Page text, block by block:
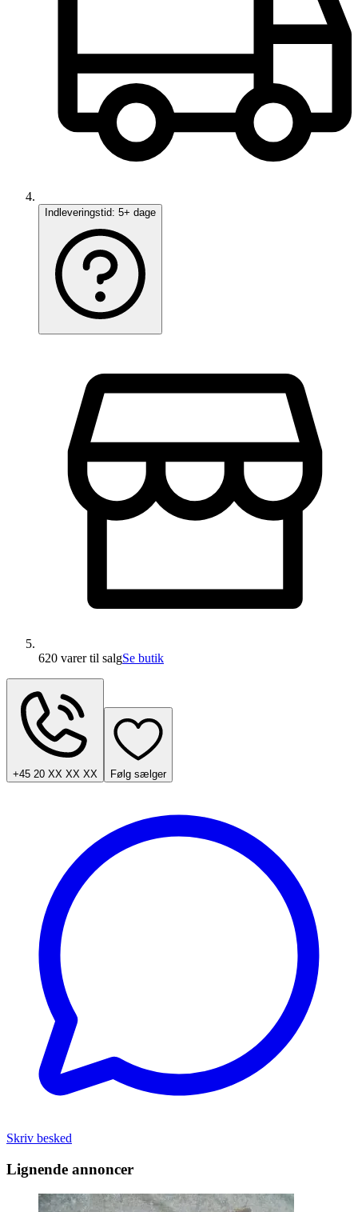
Indleveringstid: 5+ dage
620 varertil salgSe butik
+45 20 XX XX XX Følg sælger
Skriv besked
Lignende annoncer